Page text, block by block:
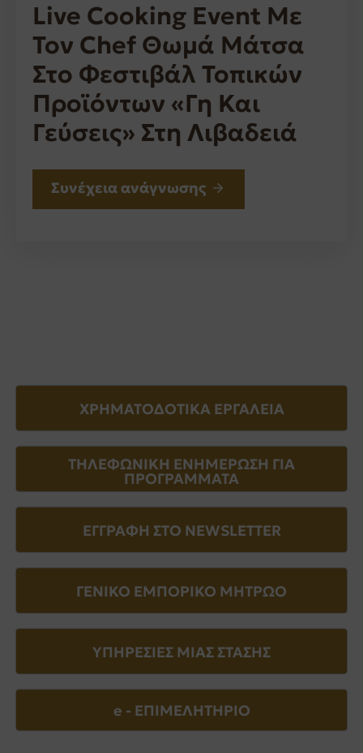
Live Cooking Event Με
Τον Chef Θωμά Μάτσα
Στο Φεστιβάλ Τοπικών
Προϊόντων «Γη Και
Γεύσεις» Στη Λιβαδειά
Συνέχεια ανάγνωσης
ΧΡΗΜΑΤΟΔΟΤΙΚΑ ΕΡΓΑΛΕΙΑ
ΤΗΛΕΦΩΝΙΚΗ ΕΝΗΜΕΡΩΣΗ ΓΙΑ
ΠΡΟΓΡΑΜΜΑΤΑ
ΕΓΓΡΑΦΗ ΣΤΟ NEWSLETTER
ΓΕΝΙΚΟ ΕΜΠΟΡΙΚΟ ΜΗΤΡΩΟ
ΥΠΗΡΕΣΙΕΣ ΜΙΑΣ ΣΤΑΣΗΣ
e - EΠΙΜΕΛΗΤΗΡΙΟ